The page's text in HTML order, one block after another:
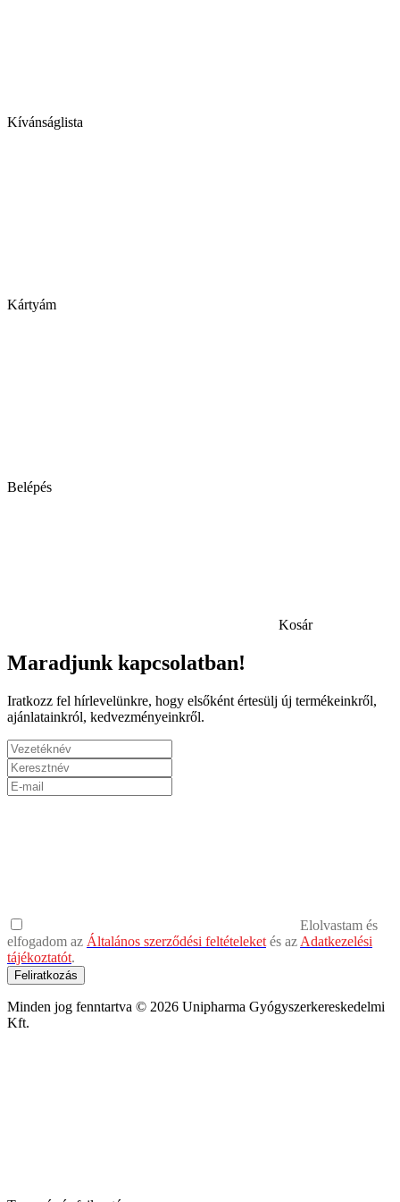
Kívánságlista
Kártyám
Belépés
Kosár
Maradjunk kapcsolatban!
Iratkozz fel hírlevelünkre, hogy elsőként értesülj új termékeinkről,
ajánlatainkról, kedvezményeinkről.
Elolvastam és
elfogadom az Általános szerződési feltételeket és az Adatkezelési
tájékoztatót.
Feliratkozás
Minden jog fenntartva © 2026 Unipharma Gyógyszerkereskedelmi
Kft.